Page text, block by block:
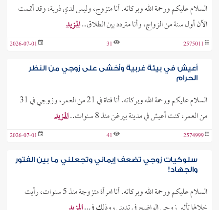
السلام عليكم ورحمة الله وبركاته. أنا متزوج، وليس لدي ذرية، وقد أتممت
الآن أول سنة من الزواج، وأنا متردد بين الطلاق..المزيد
2575011
31
2026-07-01
أعيش في بيئة غربية وأخشى على زوجي من النظر
الحرام
السلام عليكم ورحمة الله وبركاته. أنا فتاة في 21 من العمر، وزوجي في 31
من العمر، كنت أعيش في مدينة بيرغن منذ 8 سنوات..
المزيد
2574999
41
2026-07-01
سلوكيات زوجي تضعف إيماني وتجعلني ما بين الفتور
والجهاد!
السلام عليكم ورحمة الله وبركاته. أنا امرأة متزوجة منذ 5 سنوات، رأيت